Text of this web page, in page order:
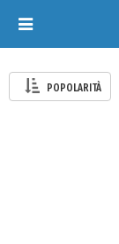
Toggle
navigation
POPOLARITÀ